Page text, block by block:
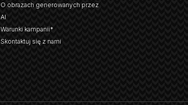
O obrazach generowanych przez
AI
Warunki kampanii*
Skontaktuj się z nami